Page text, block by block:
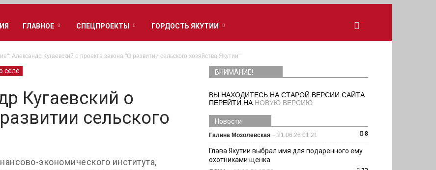
ГЛАВНОЕ СПЕЦПРОЕКТЫ ГОРДОСТЬ ЯКУТИИ
Александр Кугаевский о проекте закона "О развитии сельского хозяйства Якутии"
селе
Кугаевский о
сельского
экономического института,
ВНИМАНИЕ!
ВЫ НАХОДИТЕСЬ НА СТАРОЙ ВЕРСИИ САЙТА
ПЕРЕЙТИ НА НОВУЮ ВЕРСИЮ
Новости
Галина Мозолевская - 21.06.26 01:21 8
Глава Якутии выбрал имя для подаренного ему
охотниками щенка